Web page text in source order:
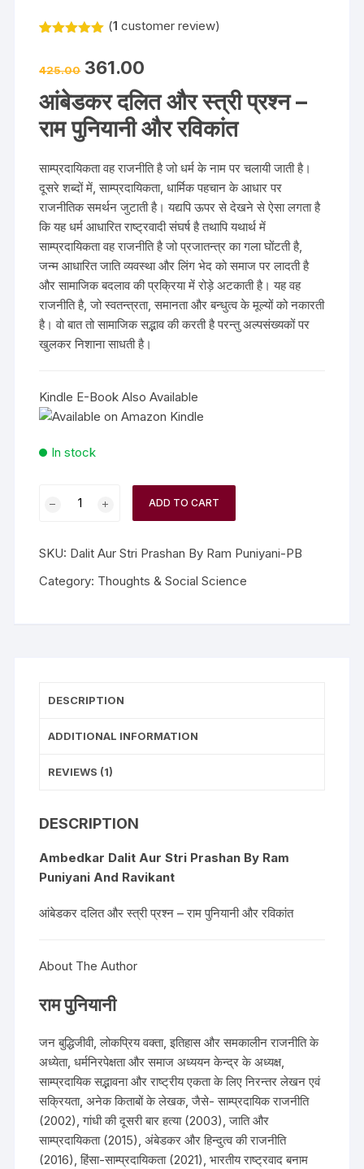
based on
rating
(1 customer review)
425.00 361.00
आंबेडकर दलित और स्त्री प्रश्न –
राम पुनियानी और रविकांत
साम्प्रदायिकता वह राजनीति है जो धर्म के नाम पर चलायी जाती है।
दूसरे शब्दों में, साम्प्रदायिकता, धार्मिक पहचान के आधार पर
राजनीतिक समर्थन जुटाती है। यद्यपि ऊपर से देखने से ऐसा लगता है
कि यह धर्म आधारित राष्ट्रवादी संघर्ष है तथापि यथार्थ में
साम्प्रदायिकता वह राजनीति है जो प्रजातन्त्र का गला घोंटती है,
जन्म आधारित जाति व्यवस्था और लिंग भेद को समाज पर लादती है
और सामाजिक बदलाव की प्रक्रिया में रोड़े अटकाती है। यह वह
राजनीति है, जो स्वतन्त्रता, समानता और बन्धुत्व के मूल्यों को नकारती
है। वो बात तो सामाजिक सद्भाव की करती है परन्तु अल्पसंख्यकों पर
खुलकर निशाना साधती है।
Kindle E-Book Also Available
In stock
ADD TO CART
SKU: Dalit Aur Stri Prashan By Ram Puniyani-PB
Category: Thoughts & Social Science
DESCRIPTION
ADDITIONAL INFORMATION
REVIEWS (1)
DESCRIPTION
Ambedkar Dalit Aur Stri Prashan By Ram
Puniyani And Ravikant
आंबेडकर दलित और स्त्री प्रश्न – राम पुनियानी और रविकांत
About The Author
राम पुनियानी
जन बुद्धिजीवी, लोकप्रिय वक्ता, इतिहास और समकालीन राजनीति के
अध्येता, धर्मनिरपेक्षता और समाज अध्ययन केन्द्र के अध्यक्ष,
साम्प्रदायिक सद्भावना और राष्ट्रीय एकता के लिए निरन्तर लेखन एवं
सक्रियता, अनेक किताबों के लेखक, जैसे- साम्प्रदायिक राजनीति
(2002), गांधी की दूसरी बार हत्या (2003), जाति और
साम्प्रदायिकता (2015), अंबेडकर और हिन्दुत्व की राजनीति
(2016), हिंसा-साम्प्रदायिकता (2021), भारतीय राष्ट्रवाद बनाम